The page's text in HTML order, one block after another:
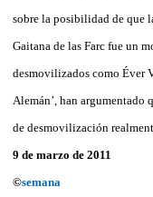
sobre la posibilidad de que
Gaitana de las Farc fue un
desmovilizados como Éver
Alemán’, han argumentado
de desmovilización
9 de marzo de 2011
©semana